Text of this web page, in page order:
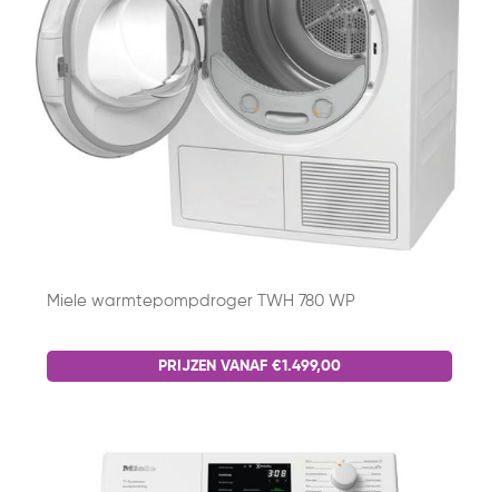
Miele warmtepompdroger TWH 780 WP
PRIJZEN VANAF €1.499,00